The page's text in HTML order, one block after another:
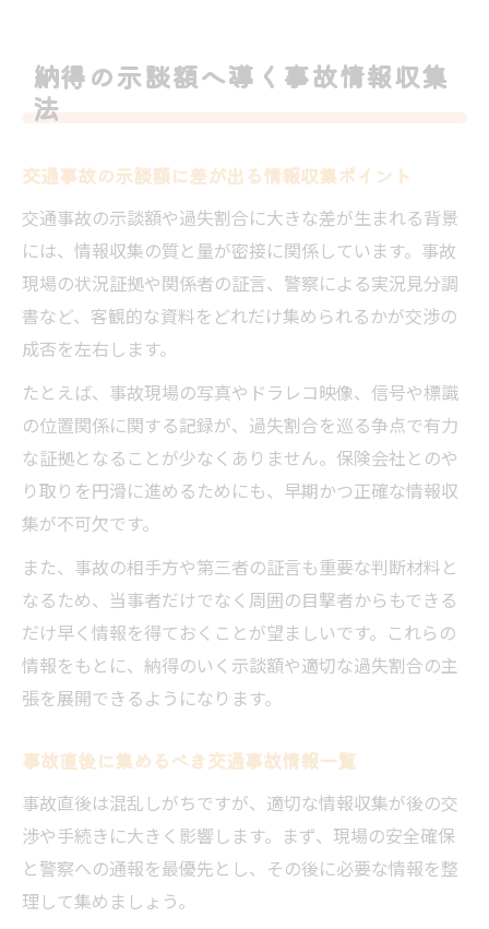
納得の示談額へ導く事故情報収集
法
交通事故の示談額に差が出る情報収集ポイント
交通事故の示談額や過失割合に大きな差が生まれる背景
には、情報収集の質と量が密接に関係しています。事故
現場の状況証拠や関係者の証言、警察による実況見分調
書など、客観的な資料をどれだけ集められるかが交渉の
成否を左右します。
たとえば、事故現場の写真やドラレコ映像、信号や標識
の位置関係に関する記録が、過失割合を巡る争点で有力
な証拠となることが少なくありません。保険会社とのや
り取りを円滑に進めるためにも、早期かつ正確な情報収
集が不可欠です。
また、事故の相手方や第三者の証言も重要な判断材料と
なるため、当事者だけでなく周囲の目撃者からもできる
だけ早く情報を得ておくことが望ましいです。これらの
情報をもとに、納得のいく示談額や適切な過失割合の主
張を展開できるようになります。
事故直後に集めるべき交通事故情報一覧
事故直後は混乱しがちですが、適切な情報収集が後の交
渉や手続きに大きく影響します。まず、現場の安全確保
と警察への通報を最優先とし、その後に必要な情報を整
理して集めましょう。